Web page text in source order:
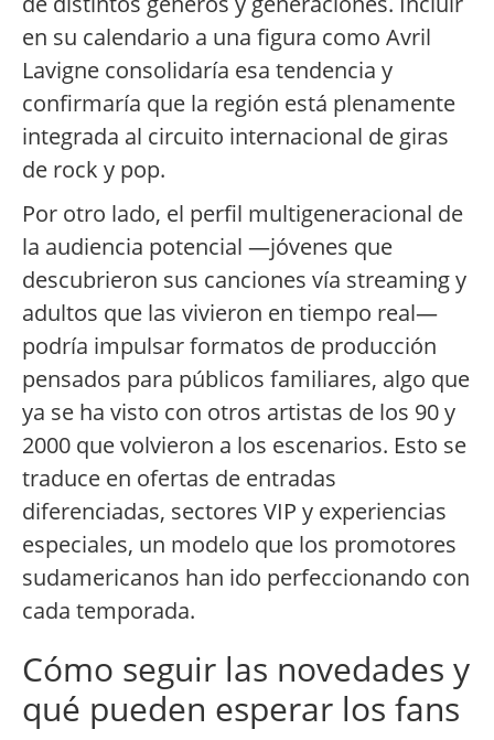
en su calendario a una figura como Avril
Lavigne consolidaría esa tendencia y
confirmaría que la región está plenamente
integrada al circuito internacional de giras
de rock y pop.
Por otro lado, el perfil multigeneracional de
la audiencia potencial —jóvenes que
descubrieron sus canciones vía streaming y
adultos que las vivieron en tiempo real—
podría impulsar formatos de producción
pensados para públicos familiares, algo que
ya se ha visto con otros artistas de los 90 y
2000 que volvieron a los escenarios. Esto se
traduce en ofertas de entradas
diferenciadas, sectores VIP y experiencias
especiales, un modelo que los promotores
sudamericanos han ido perfeccionando con
cada temporada.
Cómo seguir las novedades y
qué pueden esperar los fans